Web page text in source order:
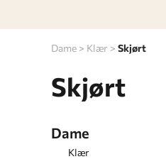
Dame Klær Skjørt
Skjørt
Dame
Klær